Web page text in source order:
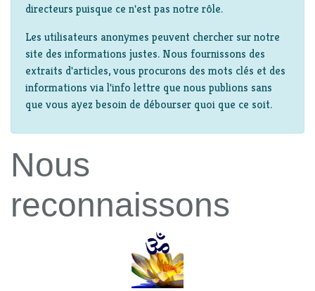
directeurs puisque ce n'est pas notre rôle.
Les utilisateurs anonymes peuvent chercher sur notre
site des informations justes. Nous fournissons des
extraits d'articles, vous procurons des mots clés et des
informations via l'info lettre que nous publions sans
que vous ayez besoin de débourser quoi que ce soit.
Nous
reconnaissons